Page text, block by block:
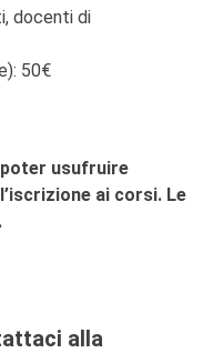
docenti di
50€
usufruire
ai corsi. Le
alla